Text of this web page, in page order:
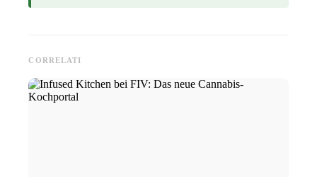
CORRELATI